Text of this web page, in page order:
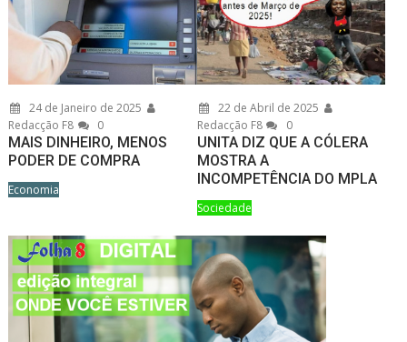
24 de Janeiro de 2025
Redacção F8
0
MAIS DINHEIRO, MENOS
PODER DE COMPRA
Economia
22 de Abril de 2025
Redacção F8
0
UNITA DIZ QUE A CÓLERA
MOSTRA A
INCOMPETÊNCIA DO MPLA
Sociedade